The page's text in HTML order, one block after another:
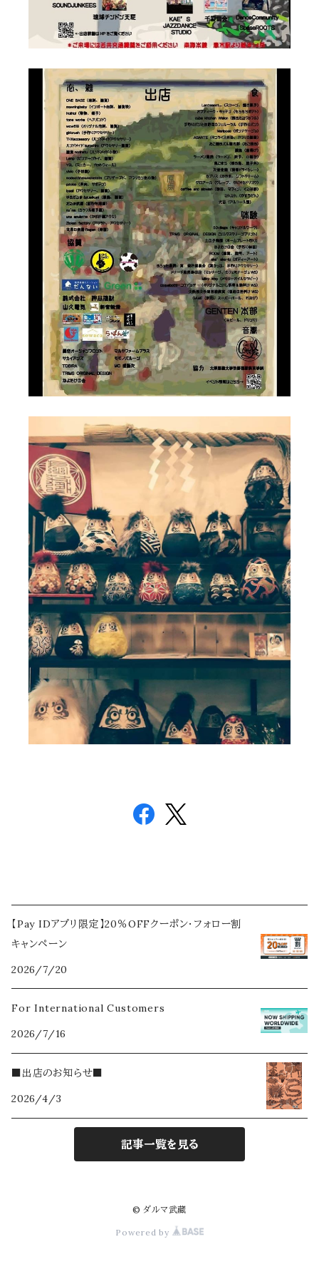
【Pay IDアプリ限定】20％OFFクーポン・フォロー割
キャンペーン
2026/7/20
For International Customers
2026/7/16
■出店のお知らせ■
2026/4/3
記事一覧を見る
© ダルマ武藏
Powered by